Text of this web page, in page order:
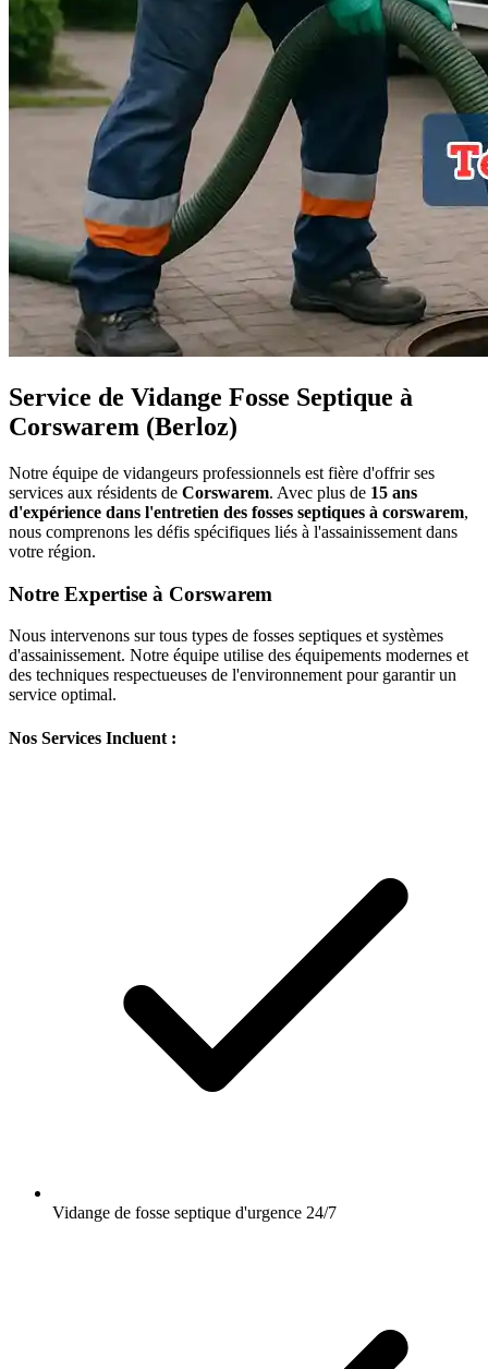
Service de Vidange Fosse Septique à
Corswarem (Berloz)
Notre équipe de vidangeurs professionnels est fière d'offrir ses
services aux résidents de Corswarem. Avec plus de 15 ans
d'expérience dans l'entretien des fosses septiques à corswarem,
nous comprenons les défis spécifiques liés à l'assainissement dans
votre région.
Notre Expertise à Corswarem
Nous intervenons sur tous types de fosses septiques et systèmes
d'assainissement. Notre équipe utilise des équipements modernes et
des techniques respectueuses de l'environnement pour garantir un
service optimal.
Nos Services Incluent :
Vidange de fosse septique d'urgence 24/7